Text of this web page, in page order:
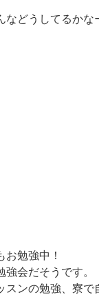
などうしてるか
お勉強中！
会だそうです。
スンの勉強、寮で